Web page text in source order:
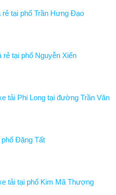
rẻ tại phố Trần Hưng Đạo
rẻ tại phố Nguyễn Xiển
tải Phi Long tại đường Trần Văn
Đặng Tất
tải tại phố Kim Mã Thượng